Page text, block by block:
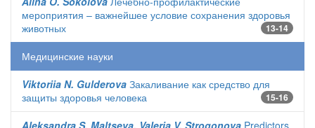
мероприятия – важнейшее условие сохранения здоровья
животных
13-14
Медицинские науки
Viktoriia N. Gulderova Закаливание как средство для
защиты здоровья человека
15-16
Aleksandra S. Maltseva, Valeria V. Strogonova Predictors